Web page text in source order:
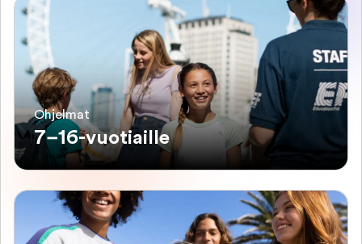
Ohjelmat
7–16-vuotiaille